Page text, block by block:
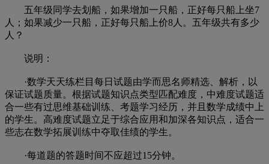
五年级同学去划船，如果增加一只船，正好每只船上坐7
人；如果减少一只船，正好每只船上价8人。五年级共有多少
人？
说明：
·数学天天练栏目每日试题由学而思名师精选、解析，以
保证试题质量。根据试题知识点类型匹配难度，中难度试题适
合一些有过思维基础训练、考题学习经历，并且数学成绩中上
的学生。高难度试题立足于综合应用和加深各知识点，适合一
些志在数学拓展训练中夺取佳绩的学生。
·每道题的答题时间不应超过15分钟。